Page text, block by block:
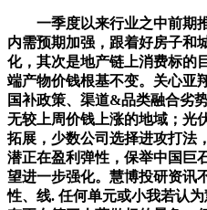
一季度以来行业之中前期
内需预期加强，跟着好房子和
化，其次是地产链上消费标的
端产物价钱根基不变。关心亚
国补政策、渠道&品类融合劣
无较上周价钱上涨的地域；光
拓展，少数公司选择进攻打法
潜正在盈利弹性，保举中国巨
望进一步强化。慧博投研资讯
性、线. 任何单元或小我若认